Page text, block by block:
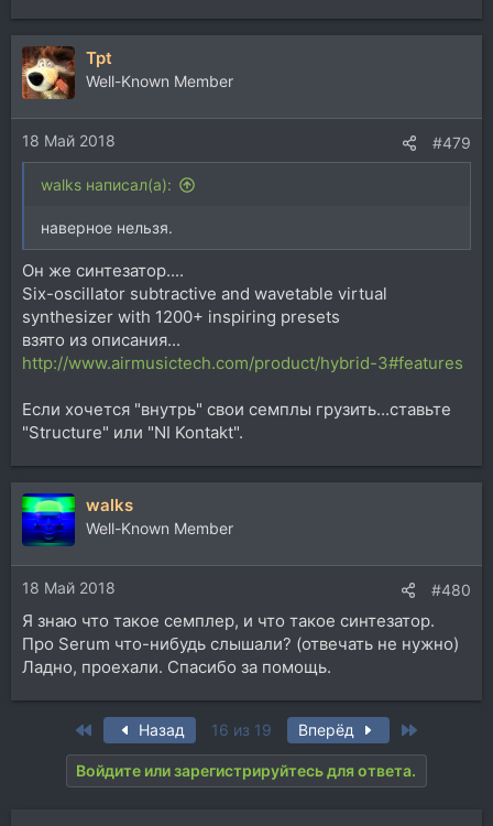
Tpt
Well-Known Member
18 Май 2018 #479
walks написал(а):
наверное нельзя.
Он же синтезатор....
Six-oscillator subtractive and wavetable virtual
synthesizer with 1200+ inspiring presets
взято из описания...
http://www.airmusictech.com/product/hybrid-3#features
Если хочется "внутрь" свои семплы грузить...ставьте
"Structure" или "NI Kontakt".
walks
Well-Known Member
18 Май 2018 #480
Я знаю что такое семплер, и что такое синтезатор.
Про Serum что-нибудь слышали? (отвечать не нужно)
Ладно, проехали. Спасибо за помощь.
First Назад 16 из 19 Вперёд
Войдите или зарегистрируйтесь для ответа.